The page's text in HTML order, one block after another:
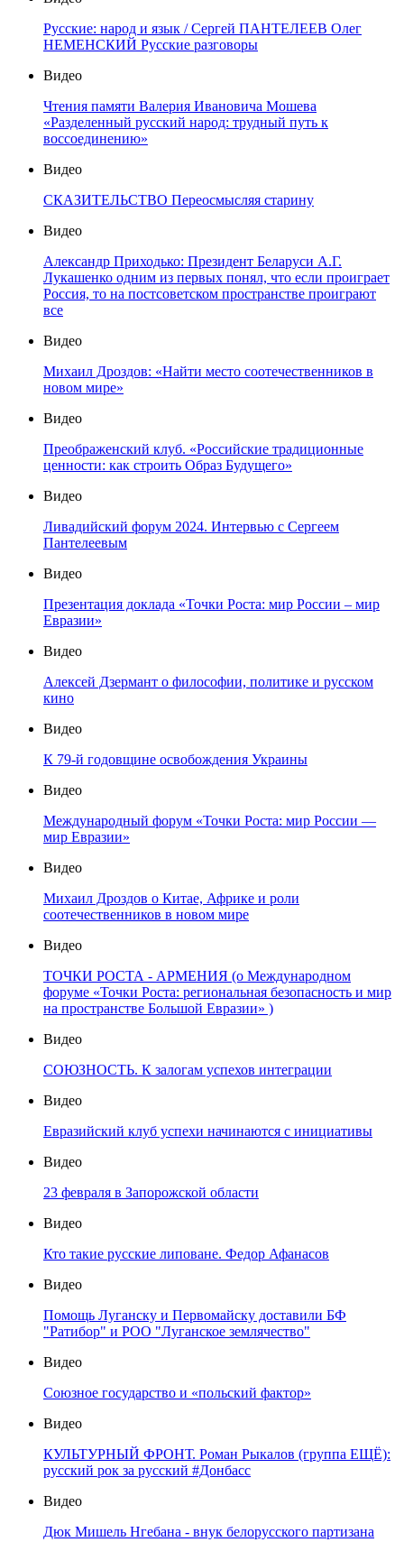
Русские: народ и язык / Сергей ПАНТЕЛЕЕВ Олег
НЕМЕНСКИЙ Русские разговоры
Видео
Чтения памяти Валерия Ивановича Мошева
«Разделенный русский народ: трудный путь к
воссоединению»
Видео
СКАЗИТЕЛЬСТВО Переосмысляя старину
Видео
Александр Приходько: Президент Беларуси А.Г.
Лукашенко одним из первых понял, что если проиграет
Россия, то на постсоветском пространстве проиграют
все
Видео
Михаил Дроздов: «Найти место соотечественников в
новом мире»
Видео
Преображенский клуб. «Российские традиционные
ценности: как строить Образ Будущего»
Видео
Ливадийский форум 2024. Интервью с Сергеем
Пантелеевым
Видео
Презентация доклада «Точки Роста: мир России – мир
Евразии»
Видео
Алексей Дзермант о философии, политике и русском
кино
Видео
К 79-й годовщине освобождения Украины
Видео
Международный форум «Точки Роста: мир России —
мир Евразии»
Видео
Михаил Дроздов о Китае, Африке и роли
соотечественников в новом мире
Видео
ТОЧКИ РОСТА - АРМЕНИЯ (о Международном
форуме «Точки Роста: региональная безопасность и мир
на пространстве Большой Евразии» )
Видео
СОЮЗНОСТЬ. К залогам успехов интеграции
Видео
Евразийский клуб успехи начинаются с инициативы
Видео
23 февраля в Запорожской области
Видео
Кто такие русские липоване. Федор Афанасов
Видео
Помощь Луганску и Первомайску доставили БФ
"Ратибор" и РОО "Луганское землячество"
Видео
Союзное государство и «польский фактор»
Видео
КУЛЬТУРНЫЙ ФРОНТ. Роман Рыкалов (группа ЕЩЁ):
русский рок за русский #Донбасс
Видео
Дюк Мишель Нгебана - внук белорусского партизана